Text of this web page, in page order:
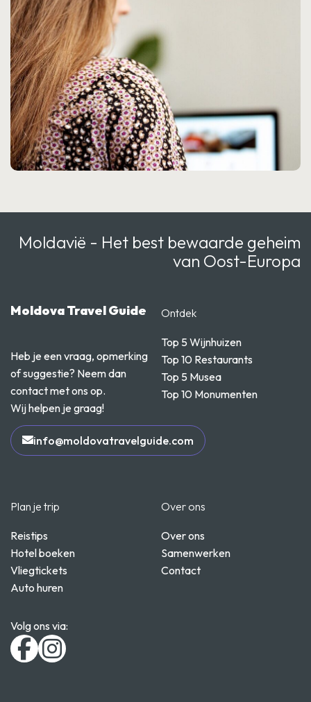
Moldavië - Het best bewaarde geheim
van Oost-Europa
Moldova Travel Guide
Heb je een vraag, opmerking
of suggestie? Neem dan
contact met ons op.
Wij helpen je graag!
info@moldovatravelguide.com
Ontdek
Top 5 Wijnhuizen
Top 10 Restaurants
Top 5 Musea
Top 10 Monumenten
Plan je trip
Reistips
Hotel boeken
Vliegtickets
Auto huren
Over ons
Over ons
Samenwerken
Contact
Volg ons via: